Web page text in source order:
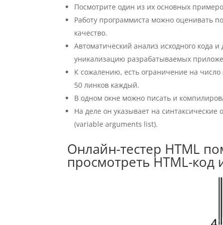
Посмотрите один из их основных
Работу программиста можно оценивать
качество.
Автоматический анализ исходного кода
уникализацию разрабатываемых
К сожалению, есть ограничение на
50 линков каждый.
В одном окне можно писать и
На деле он указывает на
(variable arguments list).
Онлайн-тестер HTML
просмотреть HTML-код